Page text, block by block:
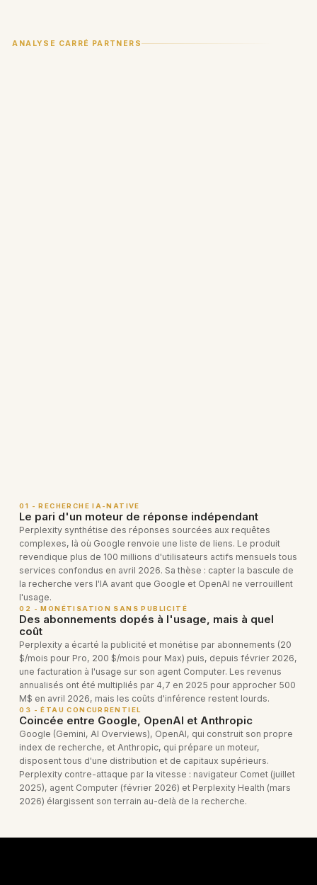
ANALYSE CARRÉ PARTNERS
01 - RECHERCHE IA-NATIVE
Le pari d'un moteur de réponse indépendant
Perplexity synthétise des réponses sourcées aux requêtes
complexes, là où Google renvoie une liste de liens. Le produit
revendique plus de 100 millions d'utilisateurs actifs mensuels tous
services confondus en avril 2026. Sa thèse : capter la bascule de
la recherche vers l'IA avant que Google et OpenAI ne verrouillent
l'usage.
02 - MONÉTISATION SANS PUBLICITÉ
Des abonnements dopés à l'usage, mais à quel
coût
Perplexity a écarté la publicité et monétise par abonnements (20
$/mois pour Pro, 200 $/mois pour Max) puis, depuis février 2026,
une facturation à l'usage sur son agent Computer. Les revenus
annualisés ont été multipliés par 4,7 en 2025 pour approcher 500
M$ en avril 2026, mais les coûts d'inférence restent lourds.
03 - ÉTAU CONCURRENTIEL
Coincée entre Google, OpenAI et Anthropic
Google (Gemini, AI Overviews), OpenAI, qui construit son propre
index de recherche, et Anthropic, qui prépare un moteur,
disposent tous d'une distribution et de capitaux supérieurs.
Perplexity contre-attaque par la vitesse : navigateur Comet (juillet
2025), agent Computer (février 2026) et Perplexity Health (mars
2026) élargissent son terrain au-delà de la recherche.